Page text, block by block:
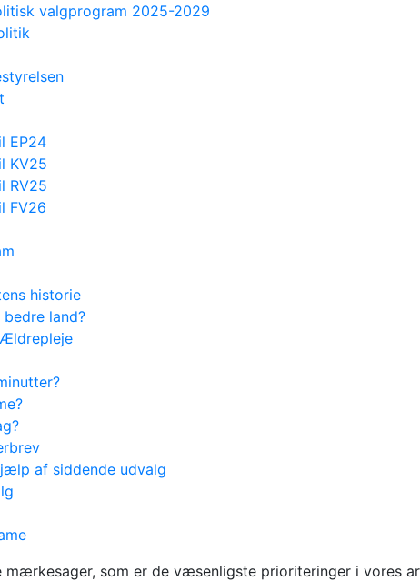
valgprogram 2025-2029
EP24
KV25
RV25
FV26
historie
land?
af siddende udvalg
som er de væsenligste prioriteringer i vores